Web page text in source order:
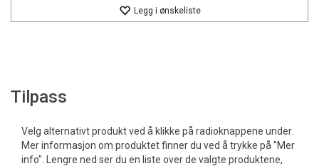
Legg i ønskeliste
Tilpass
Velg alternativt produkt ved å klikke på radioknappene under.
Mer informasjon om produktet finner du ved å trykke på "Mer
info". Lengre ned ser du en liste over de valgte produktene,